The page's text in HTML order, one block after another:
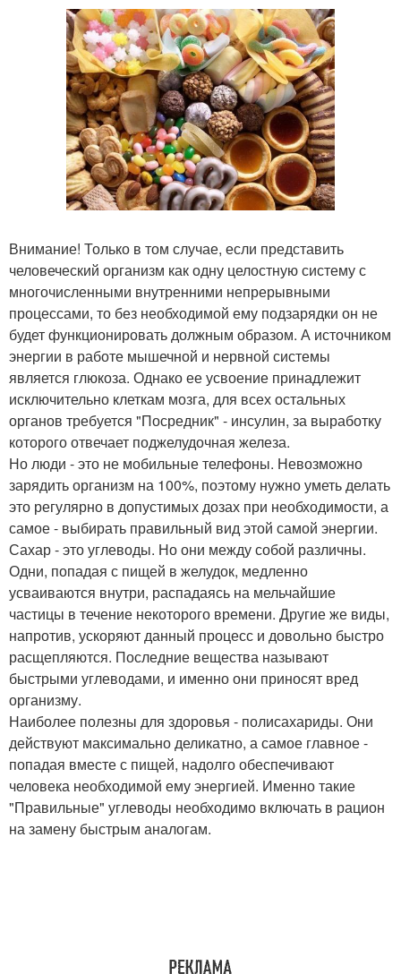
Внимание! Только в том случае, если представить
человеческий организм как одну целостную систему с
многочисленными внутренними непрерывными
процессами, то без необходимой ему подзарядки он не
будет функционировать должным образом. А источником
энергии в работе мышечной и нервной системы
является глюкоза. Однако ее усвоение принадлежит
исключительно клеткам мозга, для всех остальных
органов требуется "Посредник" - инсулин, за выработку
которого отвечает поджелудочная железа.
Но люди - это не мобильные телефоны. Невозможно
зарядить организм на 100%, поэтому нужно уметь делать
это регулярно в допустимых дозах при необходимости, а
самое - выбирать правильный вид этой самой энергии.
Сахар - это углеводы. Но они между собой различны.
Одни, попадая с пищей в желудок, медленно
усваиваются внутри, распадаясь на мельчайшие
частицы в течение некоторого времени. Другие же виды,
напротив, ускоряют данный процесс и довольно быстро
расщепляются. Последние вещества называют
быстрыми углеводами, и именно они приносят вред
организму.
Наиболее полезны для здоровья - полисахариды. Они
действуют максимально деликатно, а самое главное -
попадая вместе с пищей, надолго обеспечивают
человека необходимой ему энергией. Именно такие
"Правильные" углеводы необходимо включать в рацион
на замену быстрым аналогам.